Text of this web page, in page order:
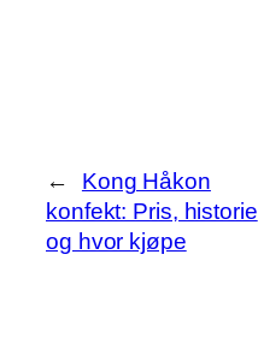
←
Kong Håkon
konfekt: Pris, historie
og hvor kjøpe